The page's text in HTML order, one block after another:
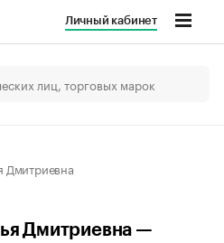
Личный кабинет
Дмитриевна
Дмитриевна —